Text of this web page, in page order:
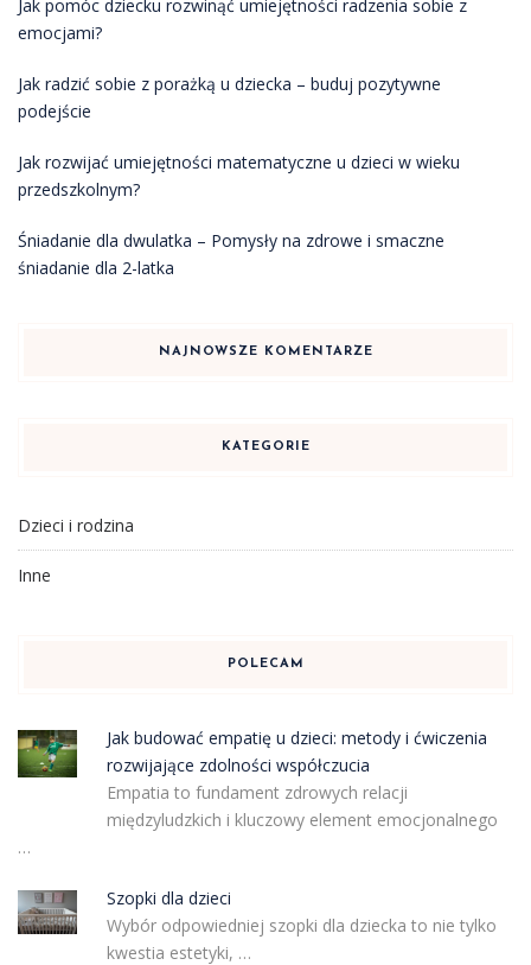
Jak pomóc dziecku rozwinąć umiejętności radzenia sobie z
emocjami?
Jak radzić sobie z porażką u dziecka – buduj pozytywne
podejście
Jak rozwijać umiejętności matematyczne u dzieci w wieku
przedszkolnym?
Śniadanie dla dwulatka – Pomysły na zdrowe i smaczne
śniadanie dla 2-latka
NAJNOWSZE KOMENTARZE
KATEGORIE
Dzieci i rodzina
Inne
POLECAM
Jak budować empatię u dzieci: metody i ćwiczenia
rozwijające zdolności współczucia
Empatia to fundament zdrowych relacji
międzyludzkich i kluczowy element emocjonalnego
…
Szopki dla dzieci
Wybór odpowiedniej szopki dla dziecka to nie tylko
kwestia estetyki, …